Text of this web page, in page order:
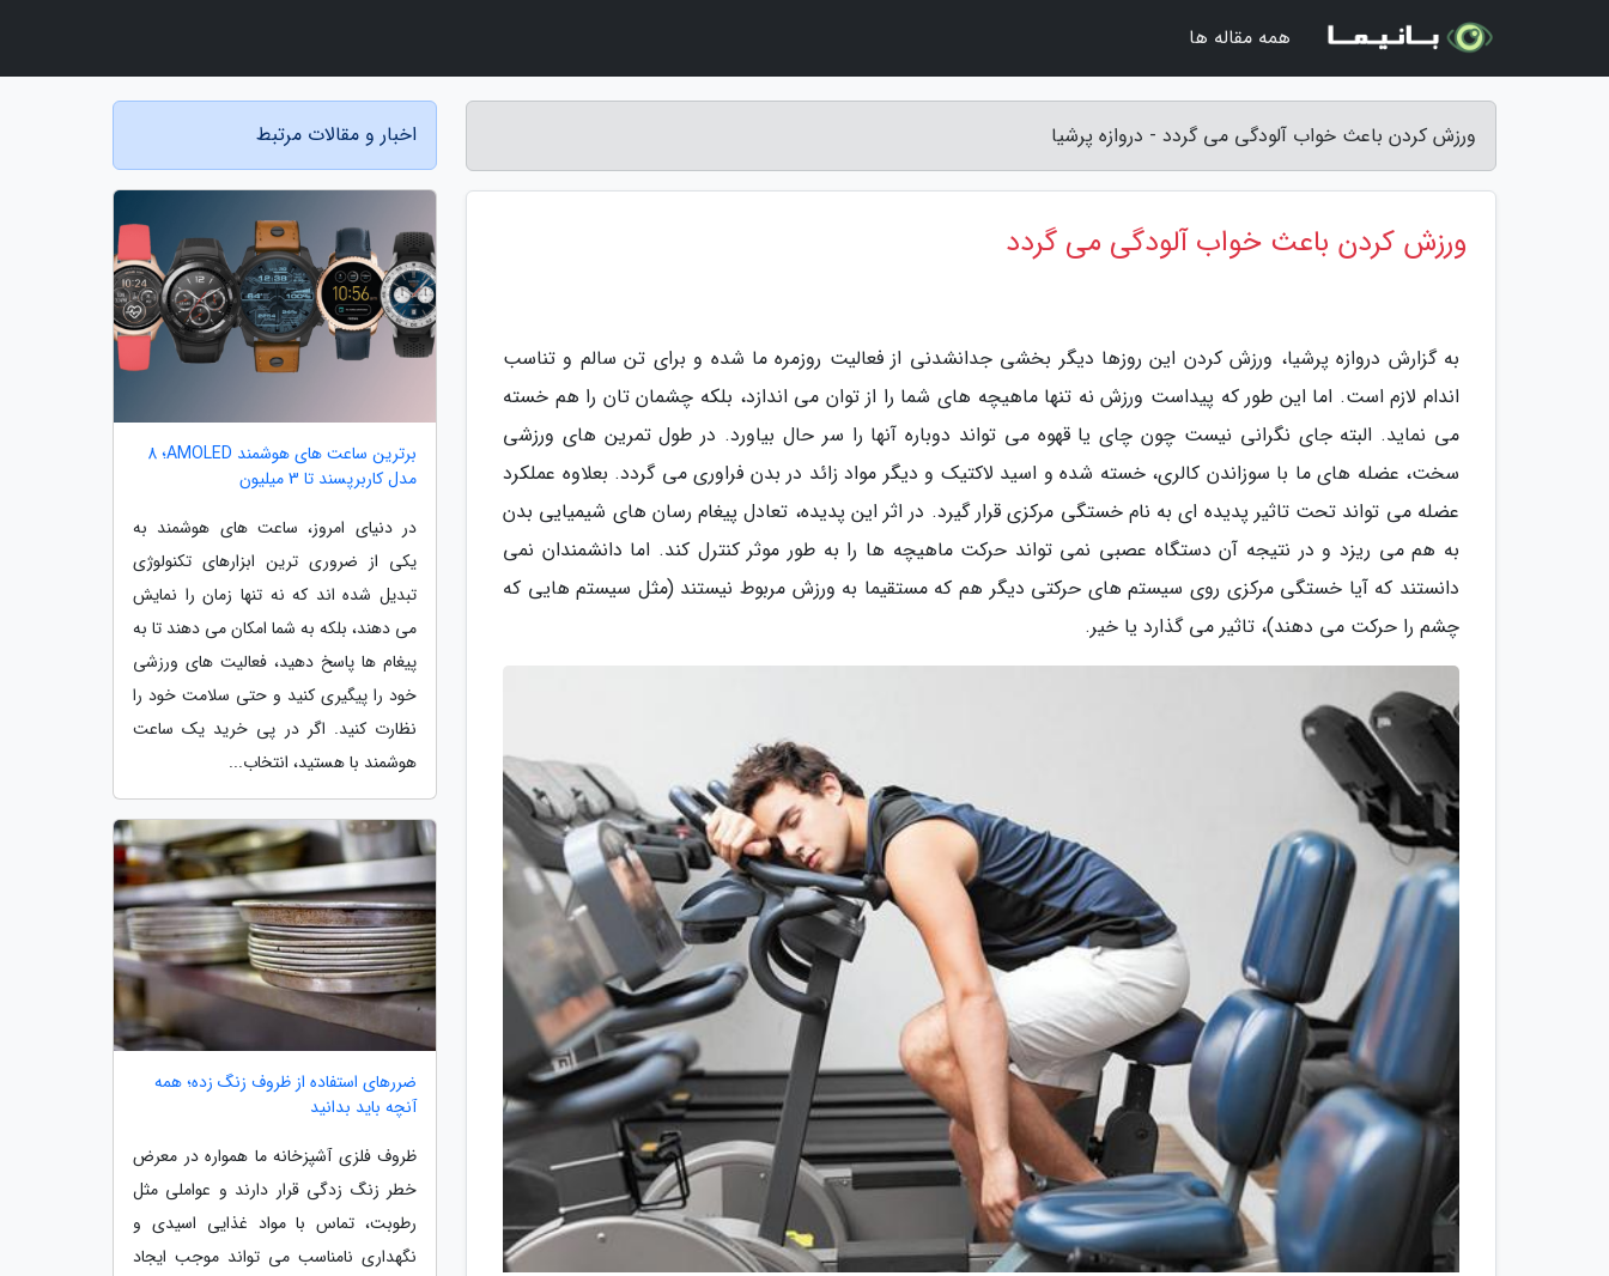
ورزش کردن باعث خواب آلودگی می گردد - دروازه پرشیا
ورزش کردن باعث خواب آلودگی می گردد
به گزارش دروازه پرشیا، ورزش کردن این روزها دیگر بخشی جدانشدنی از فعالیت روزمره ما شده و برای تن سالم و تناسب
اندام لازم است. اما این طور که پیداست ورزش نه تنها ماهیچه های شما را از توان می اندازد، بلکه چشمان تان را هم خسته
می نماید. البته جای نگرانی نیست چون چای یا قهوه می تواند دوباره آنها را سر حال بیاورد. در طول تمرین های ورزشی
سخت، عضله های ما با سوزاندن کالری، خسته شده و اسید لاکتیک و دیگر مواد زائد در بدن فراوری می گردد. بعلاوه عملکرد
عضله می تواند تحت تاثیر پدیده ای به نام خستگی مرکزی قرار گیرد. در اثر این پدیده، تعادل پیغام رسان های شیمیایی بدن
به هم می ریزد و در نتیجه آن دستگاه عصبی نمی تواند حرکت ماهیچه ها را به طور موثر کنترل کند. اما دانشمندان نمی
دانستند که آیا خستگی مرکزی روی سیستم های حرکتی دیگر هم که مستقیما به ورزش مربوط نیستند (مثل سیستم هایی که
چشم را حرکت می دهند)، تاثیر می گذارد یا خیر.
اخبار و مقالات مرتبط
برترین ساعت های هوشمند AMOLED؛ 8
مدل کاربرپسند تا 3 میلیون
در دنیای امروز، ساعت های هوشمند به
یکی از ضروری ترین ابزارهای تکنولوژی
تبدیل شده اند که نه تنها زمان را نمایش
می دهند، بلکه به شما امکان می دهند تا به
پیغام ها پاسخ دهید، فعالیت های ورزشی
خود را پیگیری کنید و حتی سلامت خود را
نظارت کنید. اگر در پی خرید یک ساعت
هوشمند با هستید، انتخاب...
ضررهای استفاده از ظروف زنگ زده؛ همه
آنچه باید بدانید
ظروف فلزی آشپزخانه ما همواره در معرض
خطر زنگ زدگی قرار دارند و عواملی مثل
رطوبت، تماس با مواد غذایی اسیدی و
نگهداری نامناسب می تواند موجب ایجاد
همه مقاله ها